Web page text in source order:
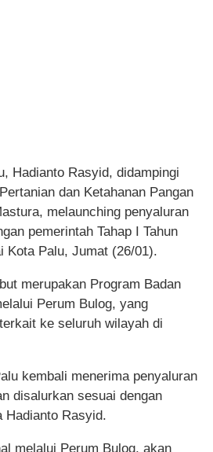
Hadianto Rasyid, didampingi
dan Ketahanan Pangan
melaunching penyaluran
pemerintah Tahap I Tahun
Kota Palu, Jumat (26/01).
merupakan Program Badan
Perum Bulog, yang
ke seluruh wilayah di
kembali menerima penyaluran
disalurkan sesuai dengan
Hadianto Rasyid.
melalui Perum Bulog, akan